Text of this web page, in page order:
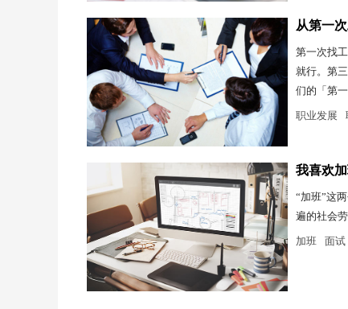
从第一
第一次找
就行。第
们的「第一
职业发展
我喜欢加
“加班”这
遍的社会
加班 面试